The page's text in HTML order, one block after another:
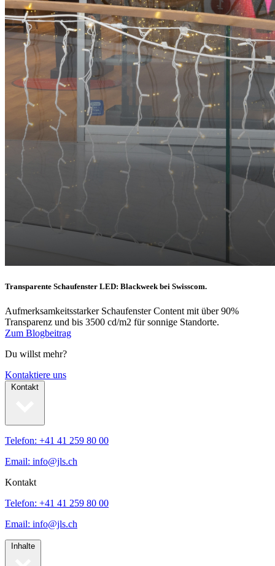
Transparente Schaufenster LED: Blackweek bei Swisscom.
Aufmerksamkeitsstarker Schaufenster Content mit über 90%
Transparenz und bis 3500 cd/m2 für sonnige Standorte.
Zum Blogbeitrag
Du willst mehr?
Kontaktiere uns
Kontakt
Telefon: +41 41 259 80 00
Email: info@jls.ch
Kontakt
Telefon: +41 41 259 80 00
Email: info@jls.ch
Inhalte